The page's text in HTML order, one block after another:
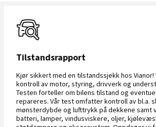
Tilstandsrapport
Kjør sikkert med en tilstandssjekk hos Vianor!
kontroll av motor, styring, drivverk og
Testen forteller om bilens tilstand og
repareres. Vår test omfatter kontroll av bl.a.
mønsterdybde og lufttrykk på dekkene samt
batteri, lamper, vindusviskere, oljer,